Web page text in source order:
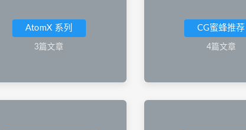
AtomX 系列
3篇文章
CG蜜蜂推荐
4篇文章